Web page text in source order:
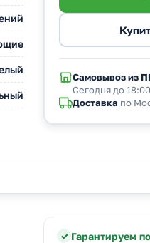
Самовывоз из
Сегодня до 18:00
Доставка по
Гарантируем